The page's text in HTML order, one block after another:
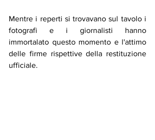
Mentre i reperti si trovavano sul tavolo i
fotografi e i giornalisti hanno
immortalato questo momento e l'attimo
delle firme rispettive della restituzione
ufficiale.